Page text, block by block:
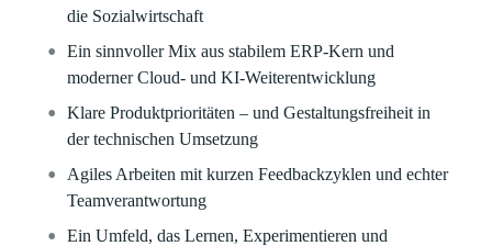
die Sozialwirtschaft
Ein sinnvoller Mix aus stabilem ERP-Kern und
moderner Cloud- und KI-Weiterentwicklung
Klare Produktprioritäten – und Gestaltungsfreiheit in
der technischen Umsetzung
Agiles Arbeiten mit kurzen Feedbackzyklen und echter
Teamverantwortung
Ein Umfeld, das Lernen, Experimentieren und